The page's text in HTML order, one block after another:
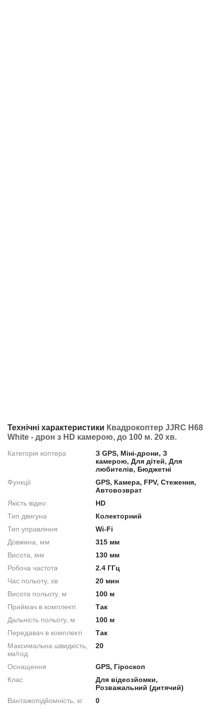
Технічні характеристики Квадрокоптер JJRC H68
White - дрон з HD камерою, до 100 м. 20 хв.
Категорія коптера
З GPS, Міні-дрони, З
камерою, Для дітей, Для
любителів, Бюджетні
Функції
GPS, Камера, FPV, Стеження,
Автовозврат
Якість відео
HD
Тип двигуна
Колекторний
Тип управління
Wi-Fi
Довжина, мм
315 мм
Висота, мм
130 мм
Робоча частота
2.4 ГГц
Час польоту, хв
20 мин
Висота польоту, м
100 м
Приймач в комплекті
Так
Дальність польоту, м
100 м
Передавач в комплекті
Так
Максимальна швидкість,
км/год
20
Оснащення
GPS, Гіроскоп
Клас
Для відеозйомки,
Розважальний (дитячий)
Вантажопідйомність, кг
0